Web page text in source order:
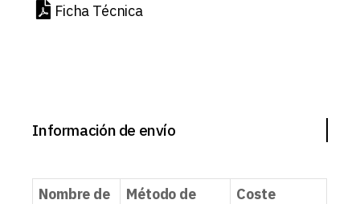
Ficha Técnica
Información de envío
Nombre de
Método de
Coste